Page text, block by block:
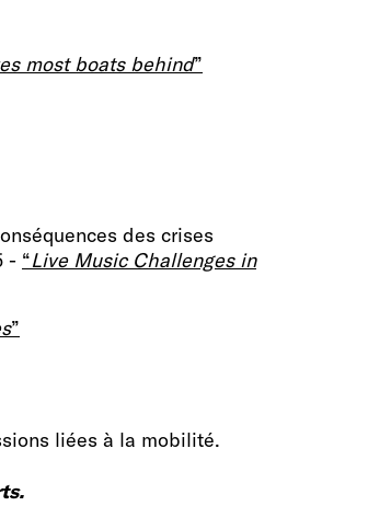
most boats behind”
des crises
- “Live Music Challenges in
”
liées à la mobilité.